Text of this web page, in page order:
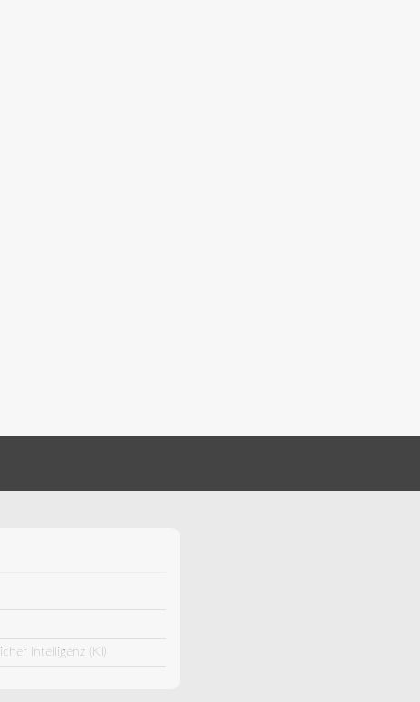
Intelligenz (KI)